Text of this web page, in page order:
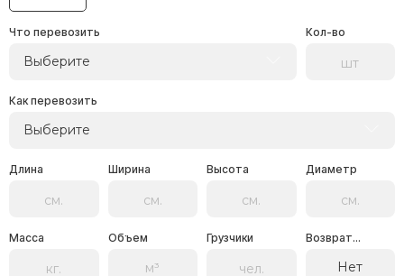
Что перевозить
Выберите
Кол-во
Как перевозить
Выберите
Длина Ширина Высота Диаметр
Масса Объем Грузчики Возврат...
Нет